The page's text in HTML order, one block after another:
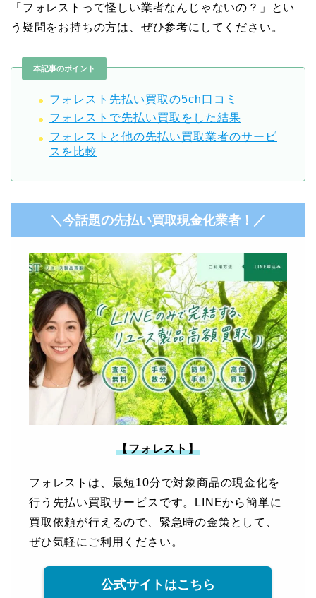
「フォレストって怪しい業者なんじゃないの？」とい
う疑問をお持ちの方は、ぜひ参考にしてください。
本記事のポイント
フォレスト先払い買取の5ch口コミ
フォレストで先払い買取をした結果
フォレストと他の先払い買取業者のサービ
スを比較
＼今話題の先払い買取現金化業者！／
【フォレスト】
フォレストは、最短10分で対象商品の現金化を
行う先払い買取サービスです。LINEから簡単に
買取依頼が行えるので、緊急時の金策として、
ぜひ気軽にご利用ください。
公式サイトはこちら